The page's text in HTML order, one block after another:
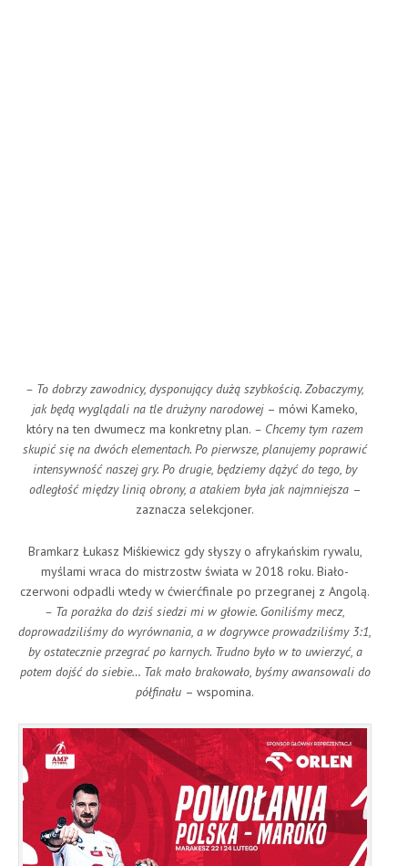
– To dobrzy zawodnicy, dysponujący dużą szybkością. Zobaczymy,
jak będą wyglądali na tle drużyny narodowej – mówi Kameko,
który na ten dwumecz ma konkretny plan. – Chcemy tym razem
skupić się na dwóch elementach. Po pierwsze, planujemy poprawić
intensywność naszej gry. Po drugie, będziemy dążyć do tego, by
odległość między linią obrony, a atakiem była jak najmniejsza –
zaznacza selekcjoner.
Bramkarz Łukasz Miśkiewicz gdy słyszy o afrykańskim rywalu,
myślami wraca do mistrzostw świata w 2018 roku. Biało-
czerwoni odpadli wtedy w ćwierćfinale po przegranej z Angolą.
– Ta porażka do dziś siedzi mi w głowie. Goniliśmy mecz,
doprowadziliśmy do wyrównania, a w dogrywce prowadziliśmy 3:1,
by ostatecznie przegrać po karnych. Trudno było w to uwierzyć, a
potem dojść do siebie… Tak mało brakowało, byśmy awansowali do
półfinału – wspomina.